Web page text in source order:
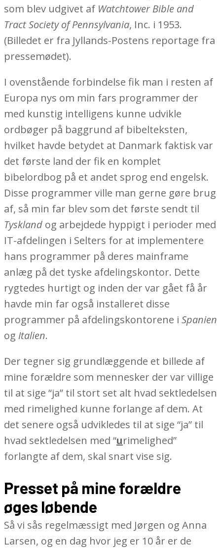
som blev udgivet af Watchtower Bible and
Tract Society of Pennsylvania, Inc. i 1953.
(Billedet er fra Jyllands-Postens reportage fra
pressemødet).
I ovenstående forbindelse fik man i resten af
Europa nys om min fars programmer der
med kunstig intelligens kunne udvikle
ordbøger på baggrund af bibelteksten,
hvilket havde betydet at Danmark faktisk var
det første land der fik en komplet
bibelordbog på et andet sprog end engelsk.
Disse programmer ville man gerne gøre brug
af, så min far blev som det første sendt til
Tyskland og arbejdede hyppigt i perioder med
IT-afdelingen i Selters for at implementere
hans programmer på deres mainframe
anlæg på det tyske afdelingskontor. Dette
rygtedes hurtigt og inden der var gået få år
havde min far også installeret disse
programmer på afdelingskontorene i Spanien
og Italien.
Der tegner sig grundlæggende et billede af
mine forældre som mennesker der var villige
til at sige “ja” til stort set alt hvad sektledelsen
med rimelighed kunne forlange af dem. At
det senere også udvikledes til at sige “ja” til
hvad sektledelsen med “urimelighed”
forlangte af dem, skal snart vise sig.
Presset på mine forældre
øges løbende
Så vi sås regelmæssigt med Jørgen og Anna
Larsen, og en dag hvor jeg er 10 år er de